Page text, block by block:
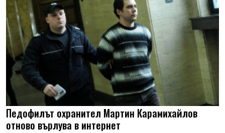
Педофилът охранител Мартин Карамихайлов
отново върлува в интернет